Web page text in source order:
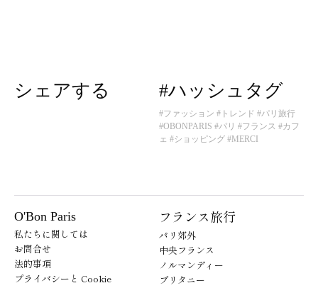
シェアする #ハッシュタグ
#ファッション #トレンド #パリ旅行
#OBONPARIS #パリ #フランス #カフ
ェ #ショッピング #MERCI
O'Bon Paris
私たちに関しては
お問合せ
法的事項
プライバシーと Cookie
フランス旅行
パリ郊外
中央フランス
ノルマンディー
ブリタニー